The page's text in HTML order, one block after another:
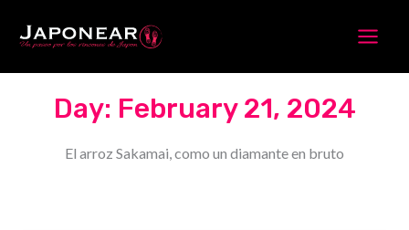
Day: February 21, 2024
El arroz Sakamai, como un diamante en bruto